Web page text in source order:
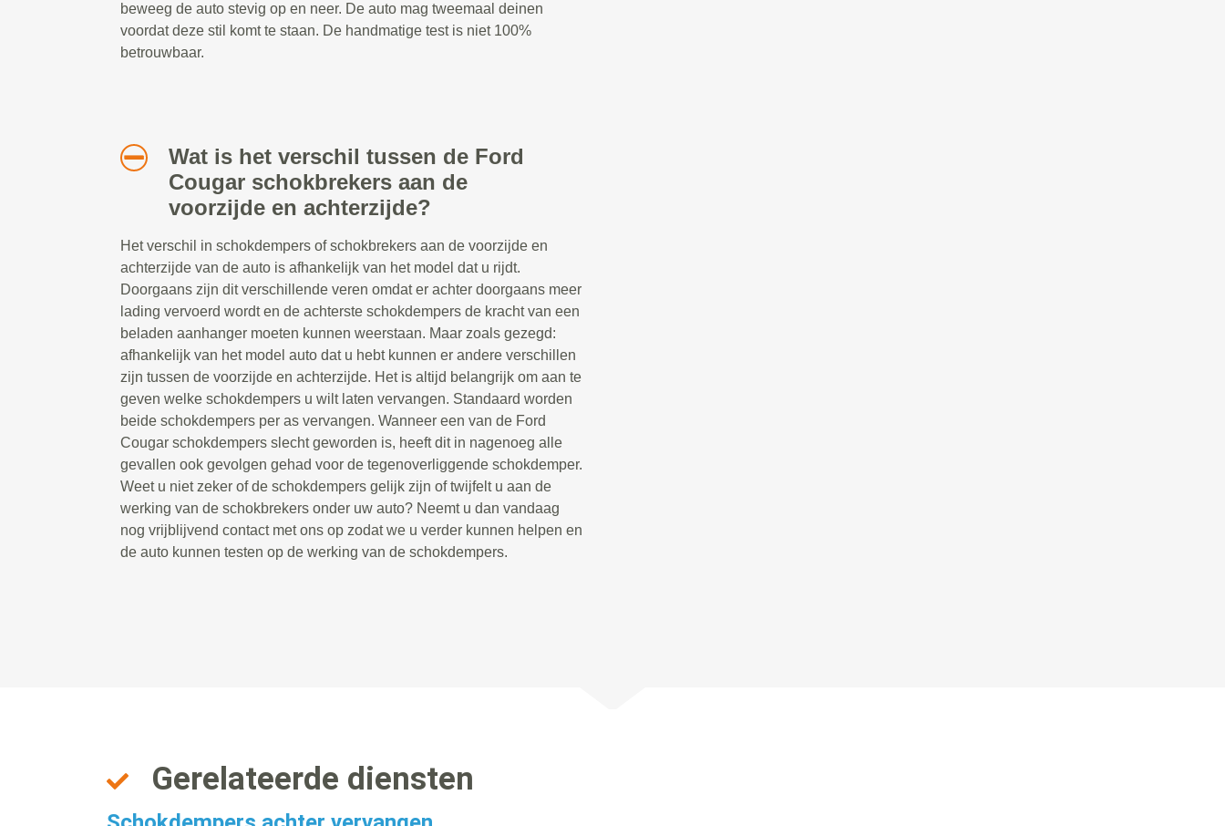
beweeg de auto stevig op en neer. De auto mag tweemaal deinen
voordat deze stil komt te staan. De handmatige test is niet 100%
betrouwbaar.
Wat is het verschil tussen de Ford
Cougar schokbrekers aan de
voorzijde en achterzijde?
Het verschil in schokdempers of schokbrekers aan de voorzijde en
achterzijde van de auto is afhankelijk van het model dat u rijdt.
Doorgaans zijn dit verschillende veren omdat er achter doorgaans meer
lading vervoerd wordt en de achterste schokdempers de kracht van een
beladen aanhanger moeten kunnen weerstaan. Maar zoals gezegd:
afhankelijk van het model auto dat u hebt kunnen er andere verschillen
zijn tussen de voorzijde en achterzijde. Het is altijd belangrijk om aan te
geven welke schokdempers u wilt laten vervangen. Standaard worden
beide schokdempers per as vervangen. Wanneer een van de Ford
Cougar schokdempers slecht geworden is, heeft dit in nagenoeg alle
gevallen ook gevolgen gehad voor de tegenoverliggende schokdemper.
Weet u niet zeker of de schokdempers gelijk zijn of twijfelt u aan de
werking van de schokbrekers onder uw auto? Neemt u dan vandaag
nog vrijblijvend contact met ons op zodat we u verder kunnen helpen en
de auto kunnen testen op de werking van de schokdempers.
Gerelateerde diensten